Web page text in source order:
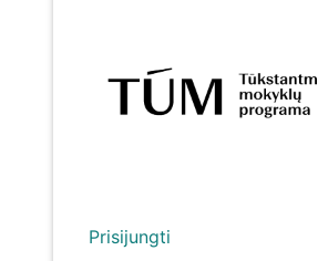
Prisijungti